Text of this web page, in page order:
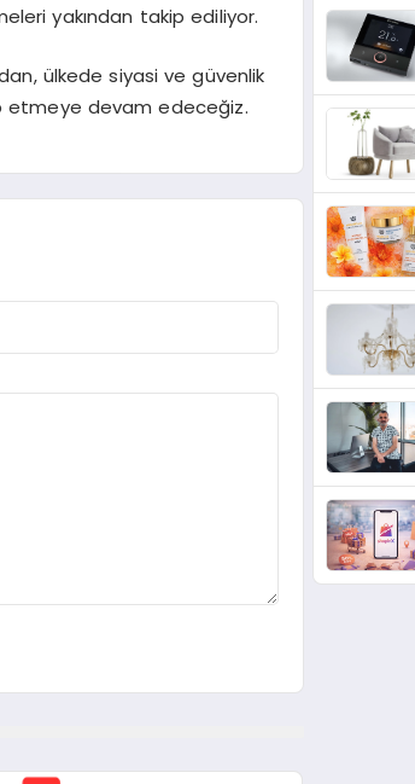
yakından takip ediliyor.
ülkede siyasi ve güvenlik
etmeye devam edeceğiz.